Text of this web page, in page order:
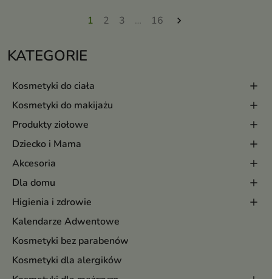
KATEGORIE
Kosmetyki do ciała
Kosmetyki do makijażu
Produkty ziołowe
Dziecko i Mama
Akcesoria
Dla domu
Higienia i zdrowie
Kalendarze Adwentowe
Kosmetyki bez parabenów
Kosmetyki dla alergików
1 2 3 … 16 